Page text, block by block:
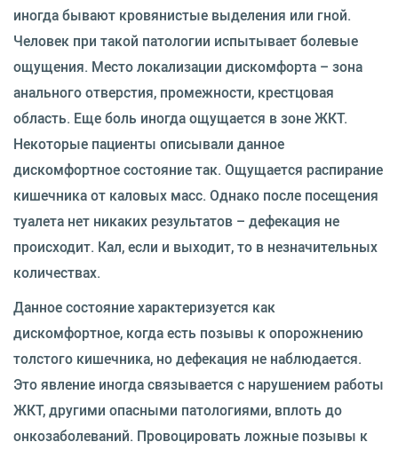
иногда бывают кровянистые выделения или гной.
Человек при такой патологии испытывает болевые
ощущения. Место локализации дискомфорта – зона
анального отверстия, промежности, крестцовая
область. Еще боль иногда ощущается в зоне ЖКТ.
Некоторые пациенты описывали данное
дискомфортное состояние так. Ощущается распирание
кишечника от каловых масс. Однако после посещения
туалета нет никаких результатов – дефекация не
происходит. Кал, если и выходит, то в незначительных
количествах.
Данное состояние характеризуется как
дискомфортное, когда есть позывы к опорожнению
толстого кишечника, но дефекация не наблюдается.
Это явление иногда связывается с нарушением работы
ЖКТ, другими опасными патологиями, вплоть до
онкозаболеваний. Провоцировать ложные позывы к